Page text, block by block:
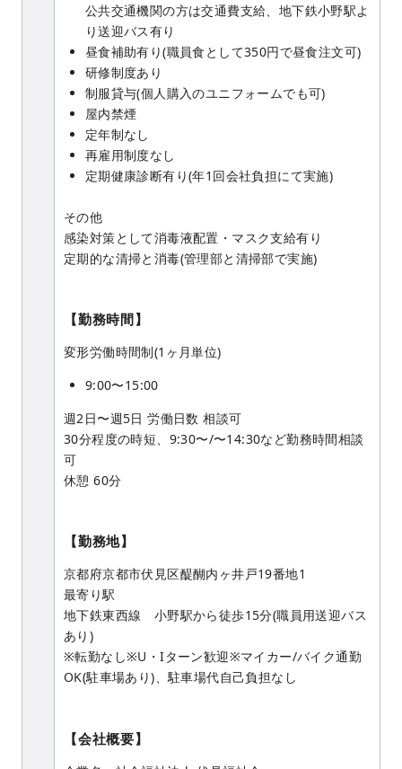
公共交通機関の方は交通費支給、地下鉄小野駅よ
り送迎バス有り
昼食補助有り(職員食として350円で昼食注文可)
研修制度あり
制服貸与(個人購入のユニフォームでも可)
屋内禁煙
定年制なし
再雇用制度なし
定期健康診断有り(年1回会社負担にて実施)
その他
感染対策として消毒液配置・マスク支給有り
定期的な清掃と消毒(管理部と清掃部で実施)
【勤務時間】
変形労働時間制(1ヶ月単位)
9:00〜15:00
週2日〜週5日 労働日数 相談可
30分程度の時短、9:30〜/〜14:30など勤務時間相談
可
休憩 60分
【勤務地】
京都府京都市伏見区醍醐内ヶ井戸19番地1
最寄り駅
地下鉄東西線 小野駅から徒歩15分(職員用送迎バス
あり)
※転勤なし※U・Iターン歓迎※マイカー/バイク通勤
OK(駐車場あり)、駐車場代自己負担なし
【会社概要】